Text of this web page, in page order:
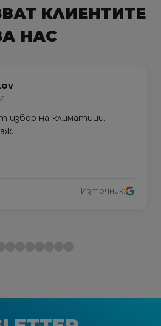
КЛИЕНТИТЕ
НАС
избор на климатици.
Източник: